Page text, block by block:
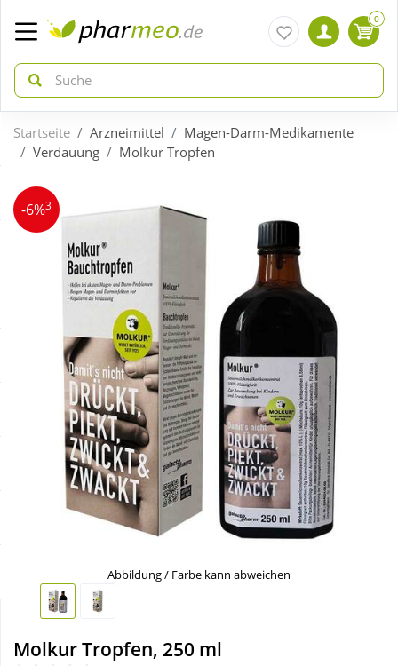
zurück
ÜBERSICHT AKTIONEN
Aktuelle Coupons
Gratis dazu
Neuheiten
Schnäppchen
Täglich gut versorgt
zurück
ÜBERSICHT KATEGORIEN
Arzneimittel
Bio & Genuss
Diabetes
Körperpflege & Kosmetik
Liebe & Erotik
Mutter & Kind
Nahrungsergänzung
0
Startseite Arzneimittel
Magen-Darm-Medikamente
Verdauung
Molkur Tropfen
-6%3
Abbildung / Farbe kann abweichen
Molkur Tropfen, 250 ml